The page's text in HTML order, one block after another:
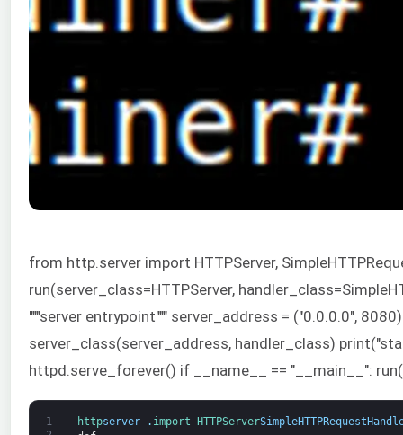
from http.server import HTTPServer,
run(server_class=HTTPServer,
"""server entrypoint""" server_address = ("0.0.0.0",
server_class(server_address, handler_class)
httpd.serve_forever() if __name__ == "__main__":
1
httpserver . import HTTPServer